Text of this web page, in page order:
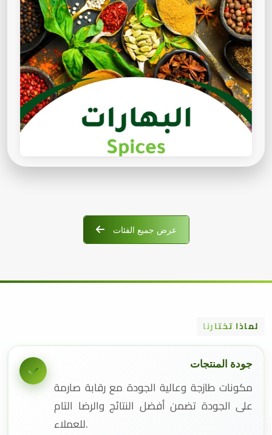
عرض جميع الفئات
لماذا تختارنا
جودة المنتجات
مكونات طازجة وعالية الجودة مع رقابة صارمة
على الجودة تضمن أفضل النتائج والرضا التام
للعملاء.